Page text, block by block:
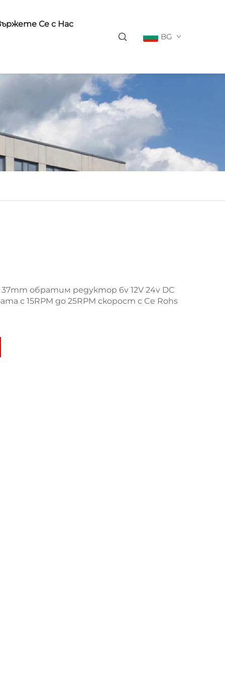
Се с Нас
BG
обратим редуктор 6v 12V 24v DC
с 15RPM до 25RPM скорост с Ce Rohs